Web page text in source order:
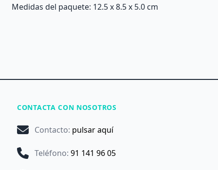
Medidas del paquete: 12.5 x 8.5 x 5.0 cm
CONTACTA CON NOSOTROS
Contacto: pulsar aquí
Teléfono: 91 141 96 05